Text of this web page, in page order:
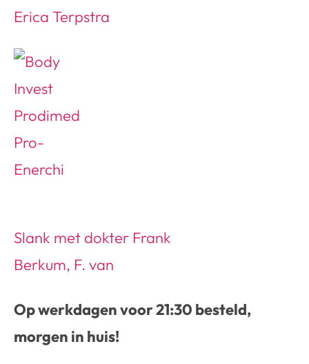
Erica Terpstra
Slank met dokter Frank
Berkum, F. van
Op werkdagen voor 21:30 besteld,
morgen in huis!